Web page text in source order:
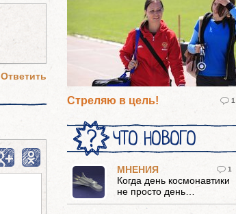
Ответить
Стреляю в цель! 1
ЧТО НОВОГО
1
МНЕНИЯ
Когда день космонавтики
не просто день…